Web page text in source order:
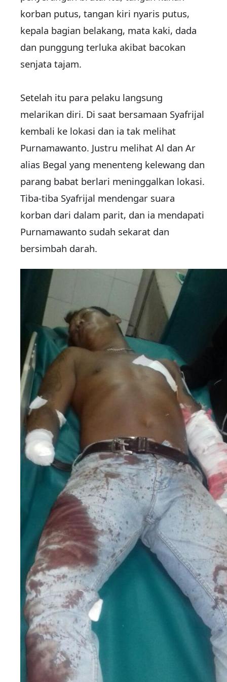
korban putus, tangan kiri nyaris putus,
kepala bagian belakang, mata kaki, dada
dan punggung terluka akibat bacokan
senjata tajam.
Setelah itu para pelaku langsung
melarikan diri. Di saat bersamaan Syafrijal
kembali ke lokasi dan ia tak melihat
Purnamawanto. Justru melihat Al dan Ar
alias Begal yang menenteng kelewang dan
parang babat berlari meninggalkan lokasi.
Tiba-tiba Syafrijal mendengar suara
korban dari dalam parit, dan ia mendapati
Purnamawanto sudah sekarat dan
bersimbah darah.